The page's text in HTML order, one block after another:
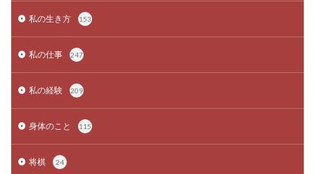
私の生き方 153
私の仕事 247
私の経験 209
身体のこと 115
将棋 24